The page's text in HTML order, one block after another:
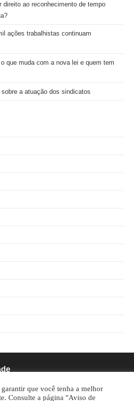
direito ao reconhecimento de tempo
ações trabalhistas continuam
que muda com a nova lei e quem tem
a atuação dos sindicatos
ADVOCACIA S/S
que você tenha a melhor
Consulte a página "Aviso de